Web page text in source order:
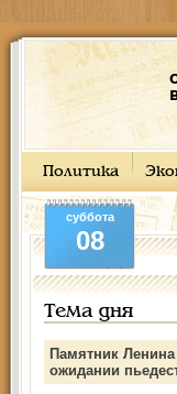
Политика
суббота
08
Тема дня
Памятник
ожидании